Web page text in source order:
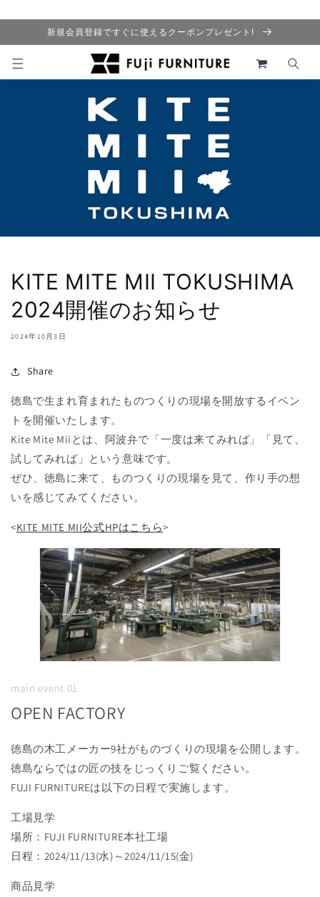
新規会員登録ですぐに使えるクーポンプレゼント!
カ
ー
ト
KITE MITE MII TOKUSHIMA
2024開催のお知らせ
2024年10月3日
Share
徳島で生まれ育まれたものつくりの現場を開放するイベン
トを開催いたします。
Kite Mite Miiとは、阿波弁で「一度は来てみれば」「見て、
試してみれば」という意味です。
ぜひ、徳島に来て、ものつくりの現場を見て、作り手の想
いを感じてみてください。
<KITE MITE MII公式HPはこちら>
main event 01
OPEN FACTORY
徳島の木工メーカー9社がものづくりの現場を公開します。
徳島ならではの匠の技をじっくりご覧ください。
FUJI FURNITUREは以下の日程で実施します。
工場見学
場所：FUJI FURNITURE本社工場
日程：2024/11/13(水)～2024/11/15(金)
商品見学